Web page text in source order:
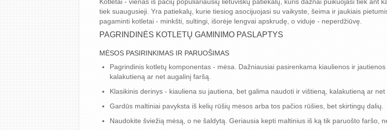
tiek suaugusieji. Yra patiekalų, kurie tiesiog asocijuojasi su vaikyste, šeima ir jaukiais
pagaminti kotletai - minkšti, sultingi, išorėje lengvai apskrudę, o viduje - neperdžiūvę.
PAGRINDINĖS KOTLETŲ GAMINIMO PASLAPTYS
MĖSOS PASIRINKIMAS IR PARUOŠIMAS
Pagrindinis kotletų komponentas - mėsa. Dažniausiai pasirenkama kiaulienos ir
kalakutieną ar net augalinį faršą.
Klasikinis derinys - kiauliena su jautiena, bet galima naudoti ir vištieną, kalakutieną ar net
Gardūs maltiniai pavyksta iš kelių rūšių mėsos arba tos pačios rūšies, bet skirtingų dalių.
Naudokite šviežią mėsą, o ne šaldytą. Geriausia kepti maltinius iš ką tik paruošto faršo,